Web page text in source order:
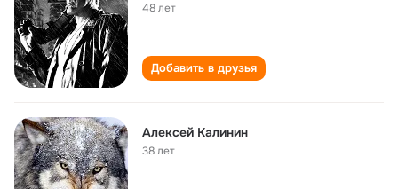
48 лет
Добавить в друзья
Алексей Калинин
38 лет